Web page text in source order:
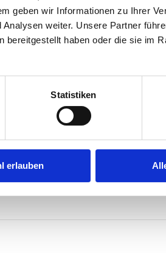
geben wir Informationen zu Ihrer
weiter. Unsere Partner
haben oder die sie im
Statistiken
erlauben
Leistung
Service der WFL